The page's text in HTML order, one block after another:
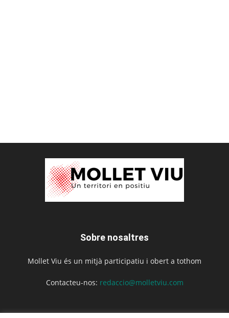
Sobre nosaltres
Mollet Viu és un mitjà participatiu i obert a tothom
Contacteu-nos: redaccio@molletviu.com